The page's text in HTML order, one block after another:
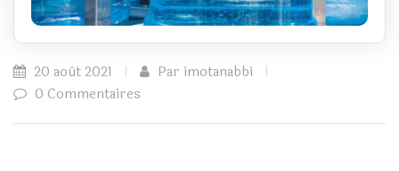
20 août 2021
Par imotanabbi
0 Commentaires